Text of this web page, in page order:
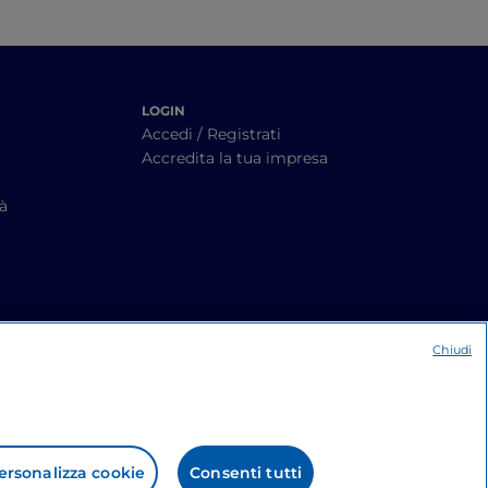
LOGIN
Accedi / Registrati
Accredita la tua impresa
cookie Consenti tutti
Chiudi